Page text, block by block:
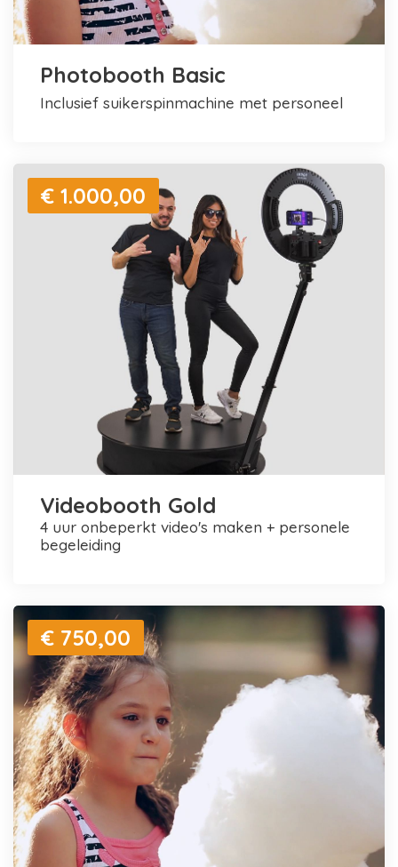
Photobooth Basic
inclusief suikerspinmachine met personeel
€ 1.000,00
Videobooth Gold
4 uur onbeperkt video's maken + personele
begeleiding
€ 750,00